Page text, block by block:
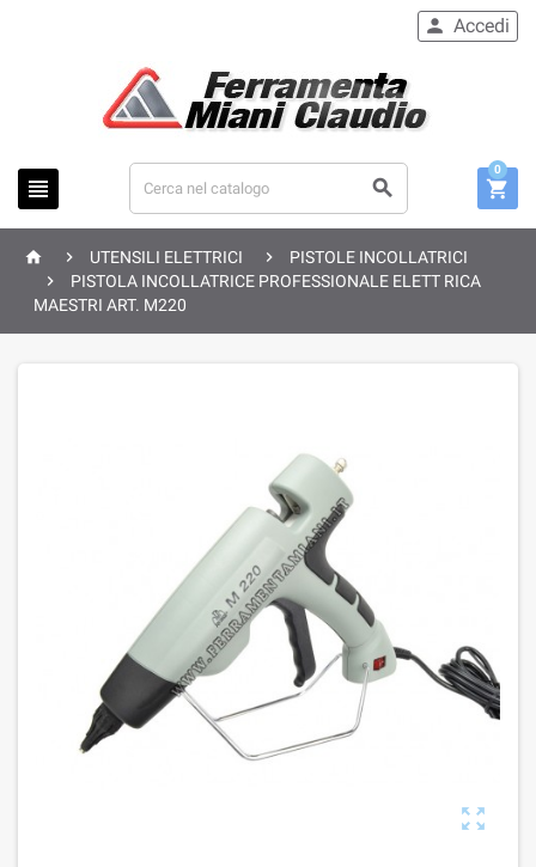
 
 Accedi

0
  UTENSILI ELETTRICI 
PISTOLE INCOLLATRICI

PISTOLA INCOLLATRICE PROFESSIONALE ELETT RICA
MAESTRI ART. M220
